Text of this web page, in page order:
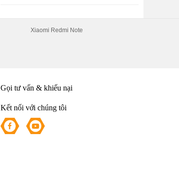
Xiaomi Redmi Note
Gọi tư vấn & khiếu nại
Kết nối với chúng tôi